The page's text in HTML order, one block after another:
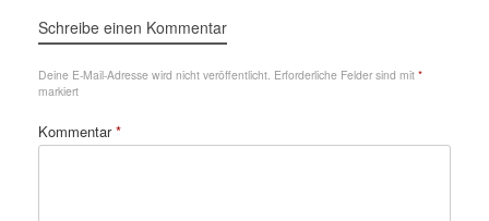
Schreibe einen Kommentar
Deine E-Mail-Adresse wird nicht veröffentlicht. Erforderliche Felder sind mit *
markiert
Kommentar*